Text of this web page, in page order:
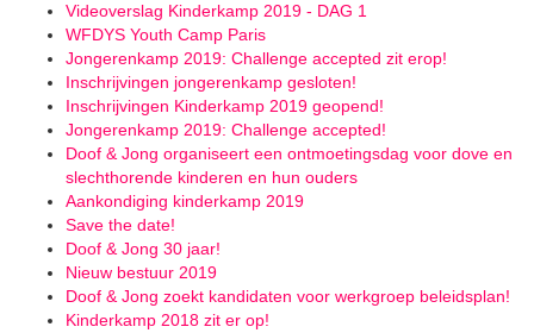
Videoverslag Kinderkamp 2019 - DAG 1
WFDYS Youth Camp Paris
Jongerenkamp 2019: Challenge accepted zit erop!
Inschrijvingen jongerenkamp gesloten!
Inschrijvingen Kinderkamp 2019 geopend!
Jongerenkamp 2019: Challenge accepted!
Doof & Jong organiseert een ontmoetingsdag voor dove en
slechthorende kinderen en hun ouders
Aankondiging kinderkamp 2019
Save the date!
Doof & Jong 30 jaar!
Nieuw bestuur 2019
Doof & Jong zoekt kandidaten voor werkgroep beleidsplan!
Kinderkamp 2018 zit er op!